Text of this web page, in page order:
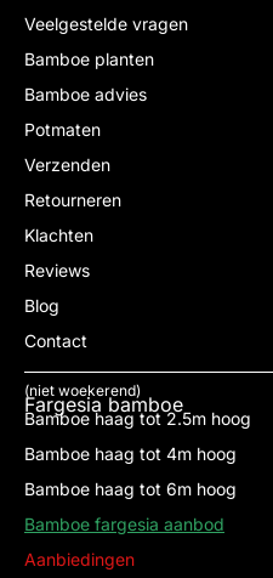
Veelgestelde vragen
Bamboe planten
Bamboe advies
Potmaten
Verzenden
Retourneren
Klachten
Reviews
Blog
Contact
Fargesia bamboe
(niet woekerend)
Bamboe haag tot 2.5m hoog
Bamboe haag tot 4m hoog
Bamboe haag tot 6m hoog
Bamboe fargesia aanbod
Aanbiedingen